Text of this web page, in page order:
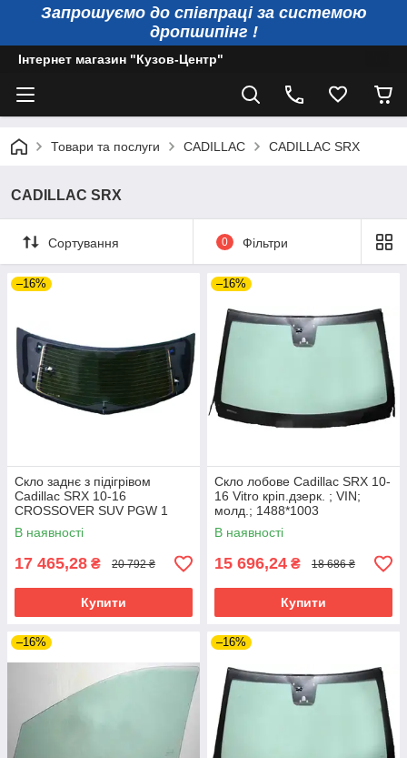
Запрошуємо до співпраці за системою
дропшипінг !
Інтернет магазин "Кузов-Центр"
Товари та послуги CADILLAC CADILLAC SRX
CADILLAC SRX
Сортування 0 Фільтри
–16%
Скло заднє з підігрівом
Cadillac SRX 10-16
CROSSOVER SUV PGW 1
отв.
В наявності
17 465,28 ₴ 20 792 ₴
Купити
–16%
Скло лобове Cadillac SRX 10-
16 Vitro кріп.дзерк. ; VIN;
молд.; 1488*1003
В наявності
15 696,24 ₴ 18 686 ₴
Купити
–16% –16%